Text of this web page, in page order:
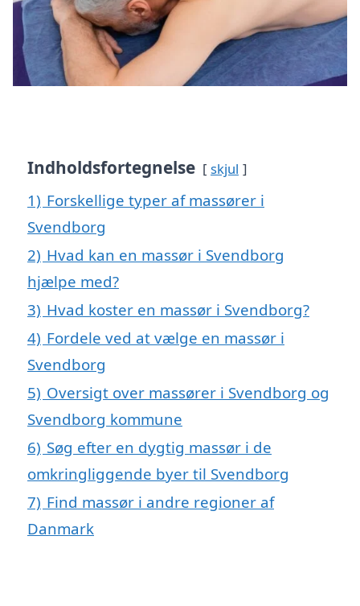
Indholdsfortegnelse skjul
1) Forskellige typer af massører i
Svendborg
2) Hvad kan en massør i Svendborg
hjælpe med?
3) Hvad koster en massør i Svendborg?
4) Fordele ved at vælge en massør i
Svendborg
5) Oversigt over massører i Svendborg og
Svendborg kommune
6) Søg efter en dygtig massør i de
omkringliggende byer til Svendborg
7) Find massør i andre regioner af
Danmark